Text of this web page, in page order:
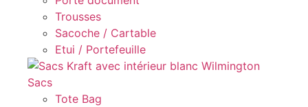
Trousses
Sacoche / Cartable
Etui / Portefeuille
Sacs
Tote Bag